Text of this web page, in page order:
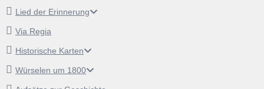
Lied der Erinnerung
Via Regia
Historische Karten
Würselen um 1800